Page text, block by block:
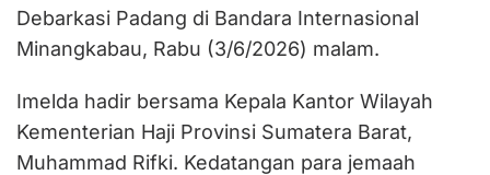
Debarkasi Padang di Bandara Internasional
Minangkabau, Rabu (3/6/2026) malam.
Imelda hadir bersama Kepala Kantor Wilayah
Kementerian Haji Provinsi Sumatera Barat,
Muhammad Rifki. Kedatangan para jemaah